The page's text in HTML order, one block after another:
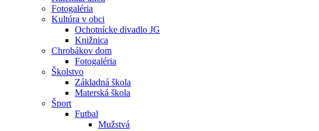
Fotogaléria
Kultúra v obci
Ochotnícke divadlo JG
Knižnica
Chrobákov dom
Fotogaléria
Školstvo
Základná škola
Materská škola
Šport
Futbal
Mužstvá